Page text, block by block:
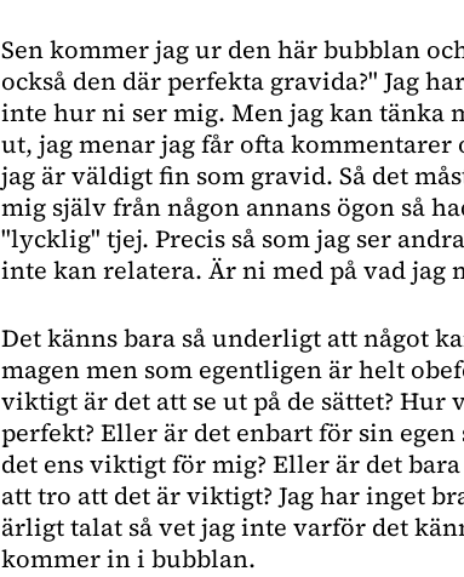
Sen kommer jag ur den här bubblan
också den där perfekta gravida?" Jag
inte hur ni ser mig. Men jag kan tänka
ut, jag menar jag får ofta
jag är väldigt fin som gravid. Så det
mig själv från någon annans ögon så
"lycklig" tjej. Precis så som jag ser
inte kan relatera. Är ni med på vad jag
Det känns bara så underligt att något
magen men som egentligen är helt
viktigt är det att se ut på de sättet?
perfekt? Eller är det enbart för sin
det ens viktigt för mig? Eller är det
att tro att det är viktigt? Jag har inget
ärligt talat så vet jag inte varför det
kommer in i bubblan.